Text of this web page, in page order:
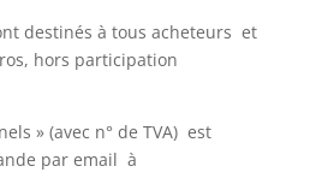
destinés à tous acheteurs et
hors participation
» (avec n° de TVA) est
par email à